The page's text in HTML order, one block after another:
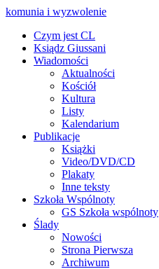
komunia i wyzwolenie
Czym jest CL
Ksiądz Giussani
Wiadomości
Aktualności
Kościół
Kultura
Listy
Kalendarium
Publikacje
Książki
Video/DVD/CD
Plakaty
Inne teksty
Szkoła Wspólnoty
GS Szkoła wspólnoty
Ślady
Nowości
Strona Pierwsza
Archiwum